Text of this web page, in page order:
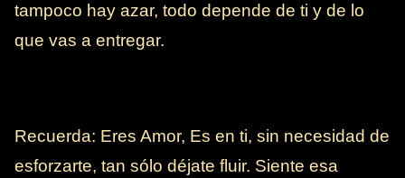
tampoco hay azar, todo depende de ti y de lo
que vas a entregar.
Recuerda: Eres Amor, Es en ti, sin necesidad de
esforzarte, tan sólo déjate fluir. Siente esa